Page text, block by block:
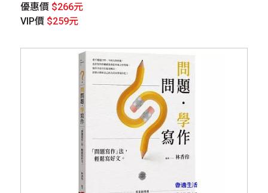
優惠價 $266元
VIP價 $259元